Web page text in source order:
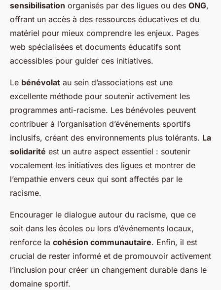
sensibilisation organisés par des ligues ou des ONG,
offrant un accès à des ressources éducatives et du
matériel pour mieux comprendre les enjeux. Pages
web spécialisées et documents éducatifs sont
accessibles pour guider ces initiatives.
Le bénévolat au sein d’associations est une
excellente méthode pour soutenir activement les
programmes anti-racisme. Les bénévoles peuvent
contribuer à l’organisation d’événements sportifs
inclusifs, créant des environnements plus tolérants. La
solidarité est un autre aspect essentiel : soutenir
vocalement les initiatives des ligues et montrer de
l’empathie envers ceux qui sont affectés par le
racisme.
Encourager le dialogue autour du racisme, que ce
soit dans les écoles ou lors d’événements locaux,
renforce la cohésion communautaire. Enfin, il est
crucial de rester informé et de promouvoir activement
l’inclusion pour créer un changement durable dans le
domaine sportif.